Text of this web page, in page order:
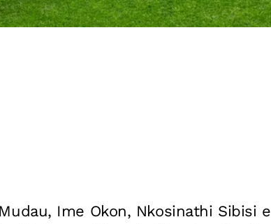
Ime Okon, Nkosinathi Sibisi e